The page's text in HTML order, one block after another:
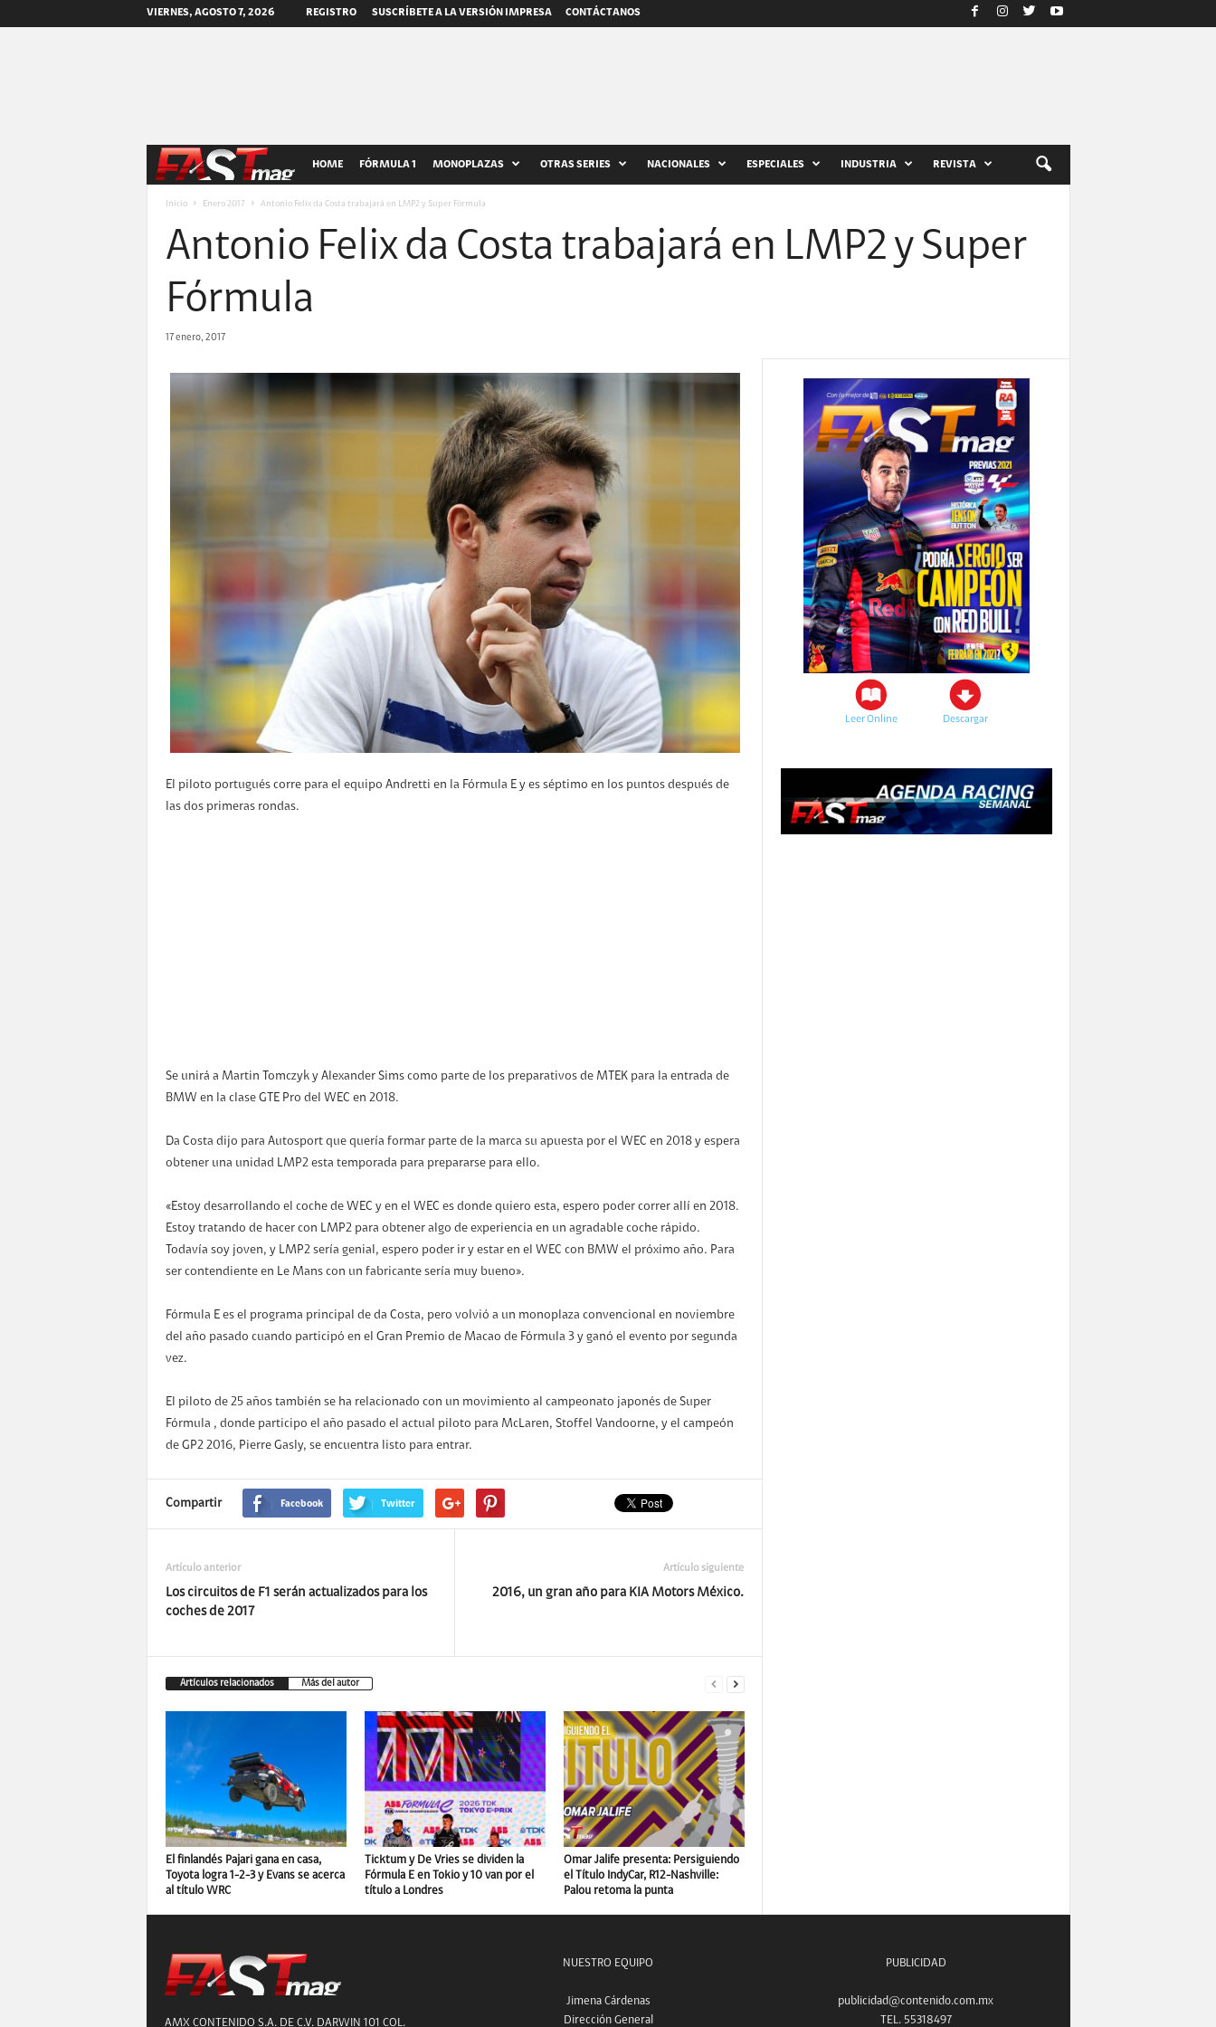
VIERNES, AGOSTO 7, 2026 REGISTRO SUSCRÍBETE A LA VERSIÓN IMPRESA CONTÁCTANOS
A
S
g
HOME FÓRMULA 1 MONOPLAZAS OTRAS SERIES NACIONALES ESPECIALES INDUSTRIA REVISTA
Inicio Enero 2017 Antonio Felix da Costa trabajará en LMP2 y Super Fórmula
Antonio Felix da Costa trabajará en LMP2 y Super
Fórmula
17 enero, 2017
El piloto portugués corre para el equipo Andretti en la Fórmula E y es séptimo en los puntos después de
las dos primeras rondas.
Se unirá a Martin Tomczyk y Alexander Sims como parte de los preparativos de MTEK para la entrada de
BMW en la clase GTE Pro del WEC en 2018.
Da Costa dijo para Autosport que quería formar parte de la marca su apuesta por el WEC en 2018 y espera
obtener una unidad LMP2 esta temporada para prepararse para ello.
«Estoy desarrollando el coche de WEC y en el WEC es donde quiero esta, espero poder correr allí en 2018.
Estoy tratando de hacer con LMP2 para obtener algo de experiencia en un agradable coche rápido.
Todavía soy joven, y LMP2 sería genial, espero poder ir y estar en el WEC con BMW el próximo año. Para
ser contendiente en Le Mans con un fabricante sería muy bueno».
Fórmula E es el programa principal de da Costa, pero volvió a un monoplaza convencional en noviembre
del año pasado cuando participó en el Gran Premio de Macao de Fórmula 3 y ganó el evento por segunda
vez.
El piloto de 25 años también se ha relacionado con un movimiento al campeonato japonés de Super
Fórmula , donde participo el año pasado el actual piloto para McLaren, Stoffel Vandoorne, y el campeón
de GP2 2016, Pierre Gasly, se encuentra listo para entrar.
Compartir Facebook Twitter
Artículo anterior
Los circuitos de F1 serán actualizados para los
coches de 2017
Artículo siguiente
2016, un gran año para KIA Motors México.
Artículos relacionados Más del autor
El finlandés Pajari gana en casa,
Toyota logra 1-2-3 y Evans se acerca
al título WRC
Ticktum y De Vries se dividen la
Fórmula E en Tokio y 10 van por el
título a Londres
Omar Jalife presenta: Persiguiendo
el Título IndyCar, R12-Nashville:
Palou retoma la punta
Leer Online Descargar
AMX CONTENIDO S.A. DE C.V. DARWIN 101 COL.
NUESTRO EQUIPO
Jimena Cárdenas
Dirección General
PUBLICIDAD
publicidad@contenido.com.mx
TEL. 55318497